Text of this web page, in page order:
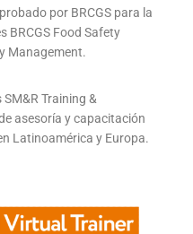
por BRCGS para la
BRCGS Food Safety
Management.
SM&R Training &
asesoría y capacitación
Latinoamérica y Europa.